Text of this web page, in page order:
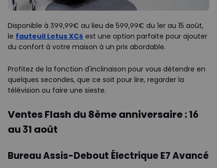
Disponible à 399,99€ au lieu de 599,99€ du 1er au 15 août,
le fauteuil Lotus XC6 est une option parfaite pour ajouter
du confort à votre maison à un prix abordable.
Profitez de la fonction d'inclinaison pour vous détendre en
quelques secondes, que ce soit pour lire, regarder la
télévision ou faire une sieste.
Ventes Flash du 8ème anniversaire : 16
au 31 août
Bureau Assis-Debout Électrique E7 Avancé